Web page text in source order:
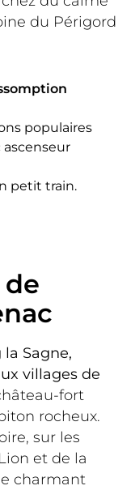
du Périgord
populaires
petit train.
Sagne,
villages de
fort
rocheux.
sur les
et de la
charmant